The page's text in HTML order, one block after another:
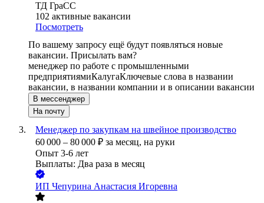
ТД ГраСС
102 активные вакансии
Посмотреть
По вашему запросу ещё будут появляться новые
вакансии. Присылать вам?
менеджер по работе с промышленными
предприятиямиКалугаКлючевые слова в названии
вакансии, в названии компании и в описании вакансии
В мессенджер
На почту
Менеджер по закупкам на швейное производство
60 000 – 80 000 ₽ за месяц, на руки
Опыт 3-6 лет
Выплаты: Два раза в месяц
ИП Чепурина Анастасия Игоревна